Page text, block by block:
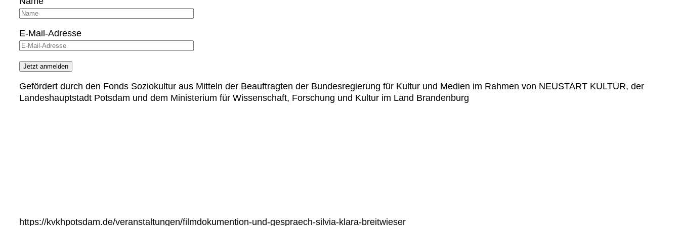
E-Mail-Adresse
Gefördert durch den Fonds Soziokultur aus Mitteln der Beauftragten der Bundesregierung für Kultur und Medien im Rahmen von NEUSTART KULTUR, der
Landeshauptstadt Potsdam und dem Ministerium für Wissenschaft, Forschung und Kultur im Land Brandenburg
https://kvkhpotsdam.de/veranstaltungen/filmdokumention-und-gespraech-silvia-klara-breitwieser